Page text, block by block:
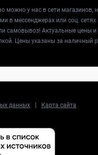
можно у нас в сети магазинов,
в мессенджерах или соц. сетях
самовывоз! Актуальные цены и
Цены указаны за наличный
данных | Карта сайта